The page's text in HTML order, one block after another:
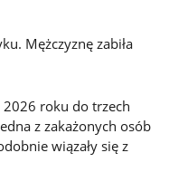
Mężczyznę zabiła
2026 roku do trzech
z zakażonych osób
wiązały się z